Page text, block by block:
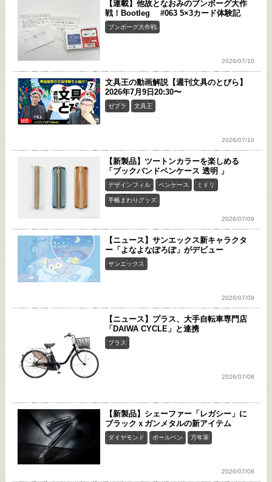
【連載】他故となおみのブンボーグ大作
戦！Bootleg #063 5×3カード体験記
ブンボーグ大作戦
2026/07/10
文具王の動画解説【週刊文具のとびら】
2026年7月9日20:30〜
ゼブラ 文具王
2026/07/10
【新製品】ツートンカラーを楽しめる
「ブックバンドペンケース 透明 」
デザインフィル ペンケース ミドリ
手帳まわりグッズ
2026/07/09
【ニュース】サンエックス新キャラクタ
ー「よなよなぽろぽ」がデビュー
サンエックス
2026/07/09
【ニュース】プラス、大手自転車専門店
「DAIWA CYCLE」と連携
プラス
2026/07/08
【新製品】シェーファー「レガシー」に
ブラックｘガンメタルの新アイテム
ダイヤモンド ボールペン 万年筆
2026/07/08